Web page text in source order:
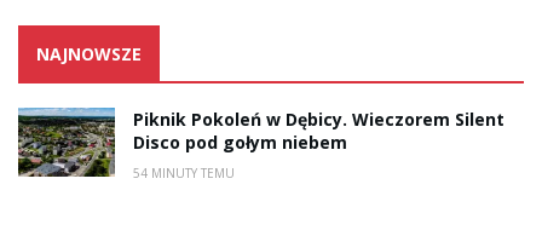
NAJNOWSZE
Piknik Pokoleń w Dębicy. Wieczorem Silent
Disco pod gołym niebem
54 MINUTY TEMU